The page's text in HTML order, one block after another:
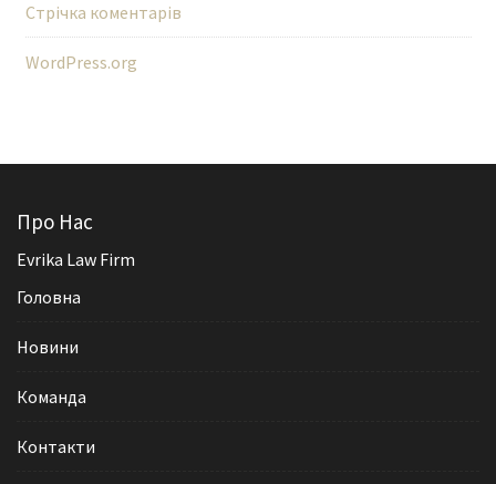
Стрічка коментарів
WordPress.org
Про Нас
Evrika Law Firm
Головна
Новини
Команда
Контакти